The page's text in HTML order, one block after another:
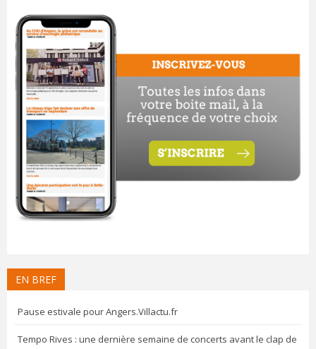
EN BREF
Pause estivale pour Angers.Villactu.fr
Tempo Rives : une dernière semaine de concerts avant le clap de